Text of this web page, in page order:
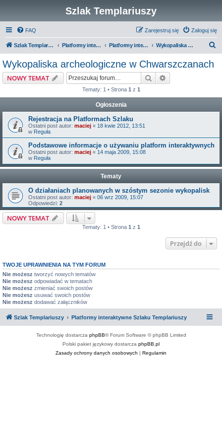
Szlak Templariuszy
FAQ Zaloguj się
Zarejestruj się
Szlak Templariuszy Platformy interaktywne Szlaku Templariuszy Platformy interaktywne - Miejsca związane z Templariuszami Wykopaliska archeologiczne w Chwarszczanach
Wykopaliska archeologiczne w Chwarszczanach
NOWY TEMAT Szukaj
Tematy: 1 • Strona 1 z 1
Ogłoszenia
Rejestracja na Platformach Szlaku
Ostatni post autor: maciej « 18 kwie 2012, 13:51
w Reguła
Podstawowe informacje o używaniu platform interaktywnych
Ostatni post autor: maciej « 14 maja 2009, 15:08
w Reguła
Tematy
O działaniach planowanych w szóstym sezonie wykopalisk
Ostatni post autor: maciej « 06 wrz 2009, 15:07
Odpowiedzi: 2
NOWY TEMAT
Tematy: 1 • Strona 1 z 1
Przejdź do
TWOJE UPRAWNIENIA NA TYM FORUM
Nie możesz tworzyć nowych tematów
Nie możesz odpowiadać w tematach
Nie możesz zmieniać swoich postów
Nie możesz usuwać swoich postów
Nie możesz dodawać załączników
Szlak Templariuszy Platformy interaktywne Szlaku Templariuszy
Technologię dostarcza phpBB® Forum Software © phpBB Limited
Polski pakiet językowy dostarcza phpBB.pl
Zasady ochrony danych osobowych | Regulamin